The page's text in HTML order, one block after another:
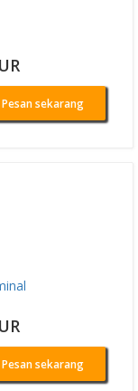
Pesan sekarang
Pesan sekarang